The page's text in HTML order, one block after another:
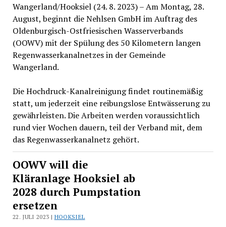
Wangerland/Hooksiel (24. 8. 2023) – Am Montag, 28.
August, beginnt die Nehlsen GmbH im Auftrag des
Oldenburgisch-Ostfriesischen Wasserverbands
(OOWV) mit der Spülung des 50 Kilometern langen
Regenwasserkanalnetzes in der Gemeinde
Wangerland.
Die Hochdruck-Kanalreinigung findet routinemäßig
statt, um jederzeit eine reibungslose Entwässerung zu
gewährleisten. Die Arbeiten werden voraussichtlich
rund vier Wochen dauern, teil der Verband mit, dem
das Regenwasserkanalnetz gehört.
OOWV will die
Kläranlage Hooksiel ab
2028 durch Pumpstation
ersetzen
22. JULI 2023 | HOOKSIEL